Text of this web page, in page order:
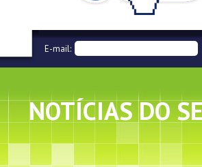
E-mail:
NOTÍCIAS DO